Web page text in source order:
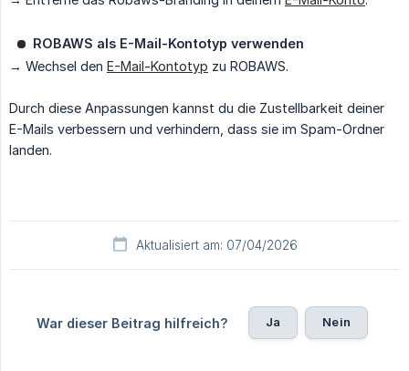
ROBAWS als E-Mail-Kontotyp verwenden
→ Wechsel den E-Mail-Kontotyp zu ROBAWS.
Durch diese Anpassungen kannst du die Zustellbarkeit deiner
E-Mails verbessern und verhindern, dass sie im Spam-Ordner
landen.
Aktualisiert am: 07/04/2026
War dieser Beitrag hilfreich? Ja Nein